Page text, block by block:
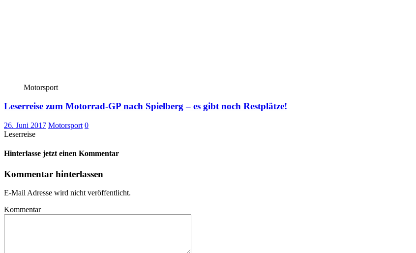
Motorsport
Leserreise zum Motorrad-GP nach Spielberg – es gibt noch Restplätze!
26. Juni 2017 Motorsport 0
Leserreise
Hinterlasse jetzt einen Kommentar
Kommentar hinterlassen
E-Mail Adresse wird nicht veröffentlicht.
Kommentar